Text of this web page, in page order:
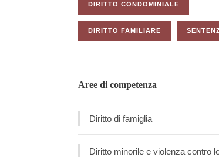
DIRITTO CONDOMINIALE
DIRITTO FAMILIARE
Aree di competenza
Diritto di famiglia
Diritto minorile e violenza contro